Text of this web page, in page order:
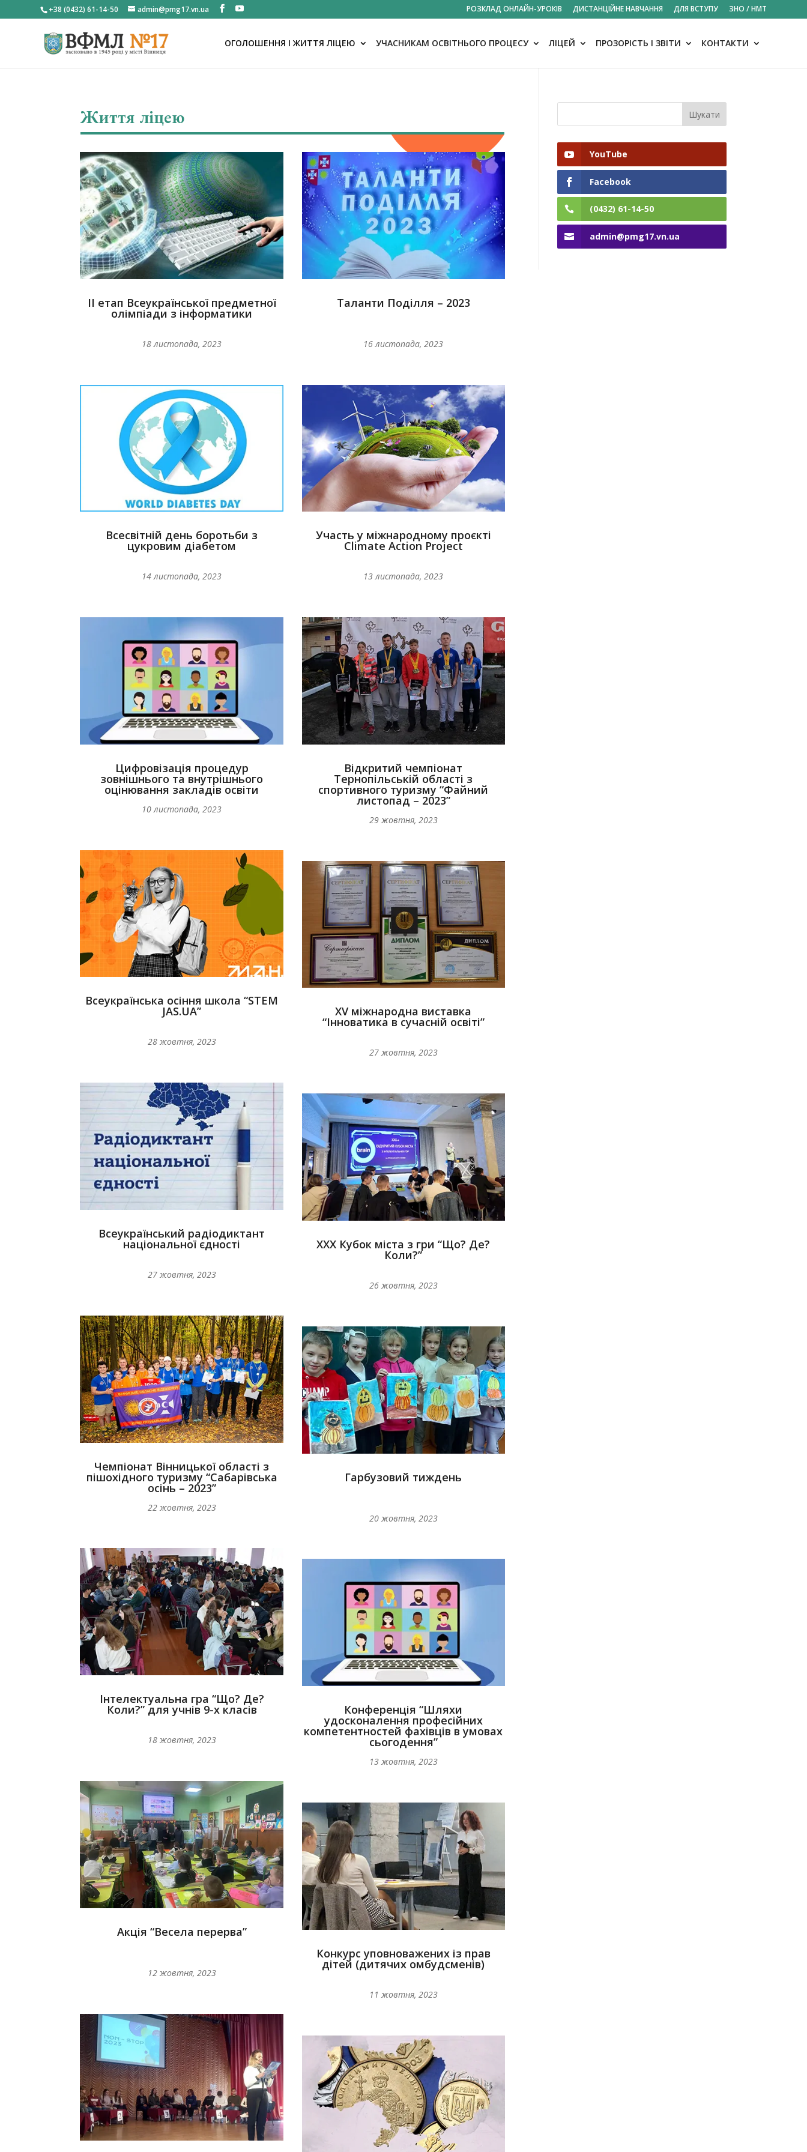
+38 (0432) 61-14-50 admin@pmg17.vn.ua РОЗКЛАД ОНЛАЙН-УРОКІВ ДИСТАНЦІЙНЕ НАВЧАННЯ ДЛЯ ВСТУПУ ЗНО / НМТ
ОГОЛОШЕННЯ І ЖИТТЯ ЛІЦЕЮ УЧАСНИКАМ ОСВІТНЬОГО ПРОЦЕСУ ЛІЦЕЙ ПРОЗОРІСТЬ І ЗВІТИ КОНТАКТИ
Життя ліцею
ІІ етап Всеукраїнської предметної
олімпіади з інформатики
18 листопада, 2023
Всесвітній день боротьби з
цукровим діабетом
14 листопада, 2023
Цифровізація процедур
зовнішнього та внутрішнього
оцінювання закладів освіти
10 листопада, 2023
Всеукраїнська осіння школа “STEM
JAS.UA”
28 жовтня, 2023
Всеукраїнський радіодиктант
національної єдності
27 жовтня, 2023
Чемпіонат Вінницької області з
пішохідного туризму “Сабарівська
осінь – 2023”
22 жовтня, 2023
Інтелектуальна гра “Що? Де?
Коли?” для учнів 9-х класів
18 жовтня, 2023
Акція “Весела перерва”
12 жовтня, 2023
Таланти Поділля – 2023
16 листопада, 2023
Участь у міжнародному проєкті
Climate Action Project
13 листопада, 2023
Відкритий чемпіонат
Тернопільській області з
спортивного туризму “Файний
листопад – 2023”
29 жовтня, 2023
XV міжнародна виставка
“Інноватика в сучасній освіті”
27 жовтня, 2023
ХХХ Кубок міста з гри “Що? Де?
Коли?”
26 жовтня, 2023
Гарбузовий тиждень
20 жовтня, 2023
Конференція “Шляхи
удосконалення професійних
компетентностей фахівців в умовах
сьогодення”
13 жовтня, 2023
Конкурс уповноважених із прав
дітей (дитячих омбудсменів)
11 жовтня, 2023
YouTube
Facebook
(0432) 61-14-50
admin@pmg17.vn.ua